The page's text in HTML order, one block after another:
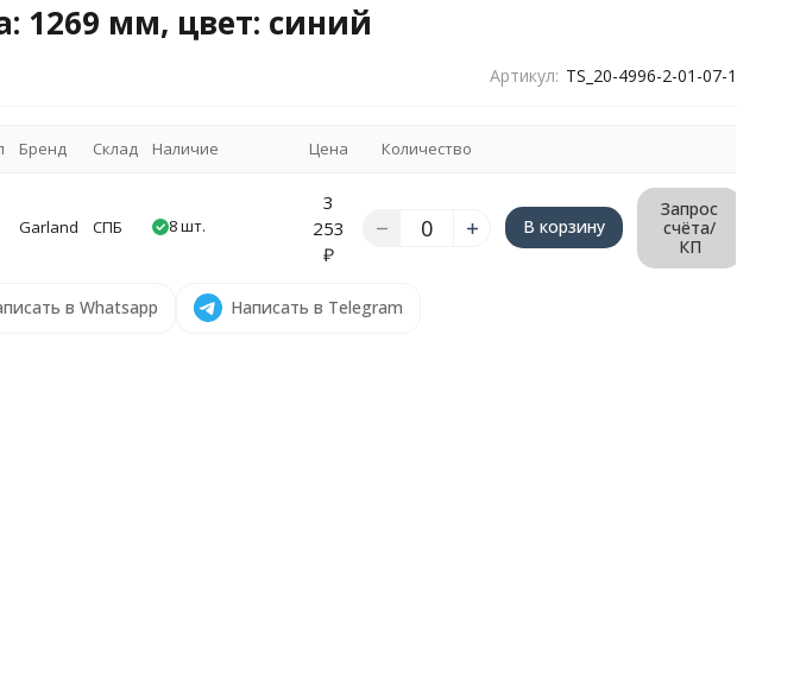
1269 мм, цвет: синий
Артикул: TS_20-4996-2-01-07-1
Бренд Склад Наличие Цена Количество
Garland СПБ 8 шт.
3
253
₽
В корзину
Запрос
счёта/
КП
в Whatsapp Написать в Telegram